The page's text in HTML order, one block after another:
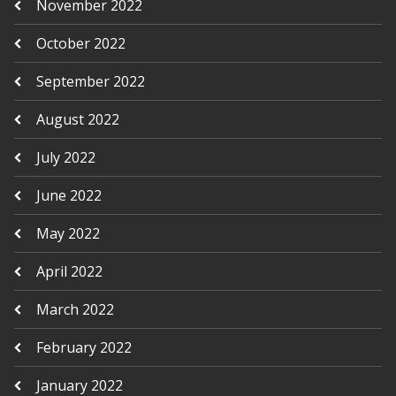
November 2022
October 2022
September 2022
August 2022
July 2022
June 2022
May 2022
April 2022
March 2022
February 2022
January 2022